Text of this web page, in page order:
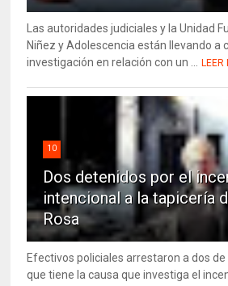
Las autoridades judiciales y la Unidad
Niñez y Adolescencia están llevando a
investigación en relación con un ...
LEER
10
Dos detenidos por el
intencional a la tapicería
Rosa
Efectivos policiales arrestaron a dos
que tiene la causa que investiga el